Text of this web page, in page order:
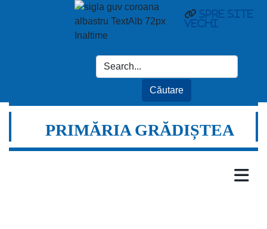
spre site
vechi
PRIMĂRIA GRĂDIȘTEA